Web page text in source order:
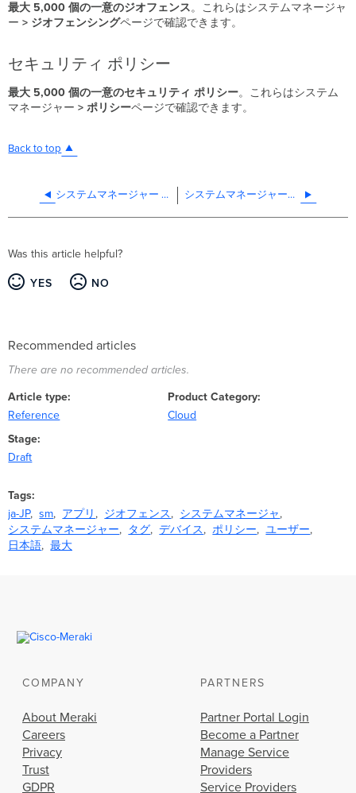
最大 5,000個の一意のジオフェンス。これらはシステムマネージャ
ー > ジオフェンシングページで確認できます。
セキュリティ ポリシー
最大 5,000 個の一意のセキュリティポリシー。これらはシステム
マネージャー >ポリシーページで確認できます。
Back to top
システムマネージャー Sentry Wi-Fi を使用した EAP-TLS 無線認証の設定方法 システムマネージャーで iOS/iPadOS のアップデートを展開する
Was this article helpful?
YES NO
Recommended articles
There are no recommended articles.
Article type
Reference
Product Category
Cloud
Stage
Draft
Tags
ja-JP
sm アプリ ジオフェンス
システムマネージャ
システムマネージャー
タグ デバイス ポリシー
ユーザー
日本語
最大
COMPANY
About Meraki
Careers
Privacy
Trust
GDPR
PARTNERS
Partner Portal Login
Become a Partner
Manage Service
Providers
Service Providers